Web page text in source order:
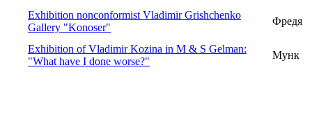
Exhibition nonconformist Vladimir Grishchenko
Gallery "Konoser"
Фредя
Exhibition of Vladimir Kozina in M & S Gelman:
"What have I done worse?"
Мунк